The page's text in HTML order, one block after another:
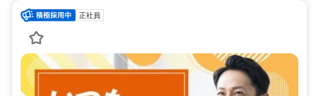
正社員